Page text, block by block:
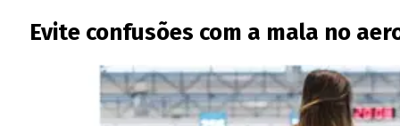
Evite confusões com a mala no